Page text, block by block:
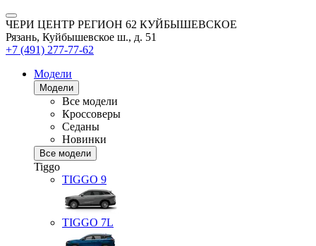
ЧЕРИ ЦЕНТР РЕГИОН 62 КУЙБЫШЕВСКОЕ
Рязань, Куйбышевское ш., д. 51
+7 (491) 277-77-62
Модели
Модели
Все модели
Кроссоверы
Седаны
Новинки
Все модели
Tiggo
TIGGO 9
TIGGO 7L